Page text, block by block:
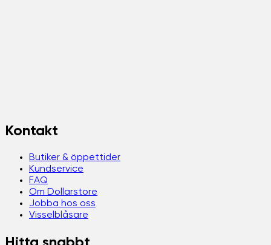
Kontakt
Butiker & öppettider
Kundservice
FAQ
Om Dollarstore
Jobba hos oss
Visselblåsare